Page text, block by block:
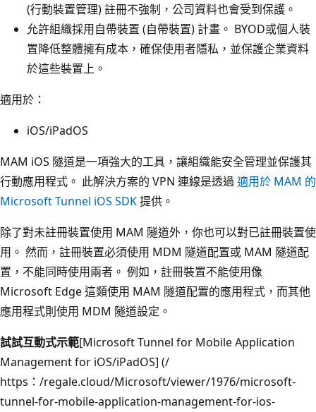
(行動裝置管理) 註冊不強制，公司資料也會受到保護。
允許組織採用自帶裝置 (自帶裝置) 計畫。 BYOD或個人裝
置降低整體擁有成本，確保使用者隱私，並保護企業資料
於這些裝置上。
適用於：
iOS/iPadOS
MAM iOS 隧道是一項強大的工具，讓組織能安全管理並保護其
行動應用程式。 此解決方案的 VPN 連線是透過適用於 MAM 的
Microsoft Tunnel iOS SDK提供。
除了對未註冊裝置使用 MAM 隧道外，你也可以對已註冊裝置使
用。 然而，註冊裝置必須使用 MDM 隧道配置或 MAM 隧道配
置，不能同時使用兩者。 例如，註冊裝置不能使用像
Microsoft Edge 這類使用 MAM 隧道配置的應用程式，而其他
應用程式則使用 MDM 隧道設定。
試試互動式示範[Microsoft Tunnel for Mobile Application
Management for iOS/iPadOS] (/
https：/regale.cloud/Microsoft/viewer/1976/microsoft-
tunnel-for-mobile-application-management-for-ios-